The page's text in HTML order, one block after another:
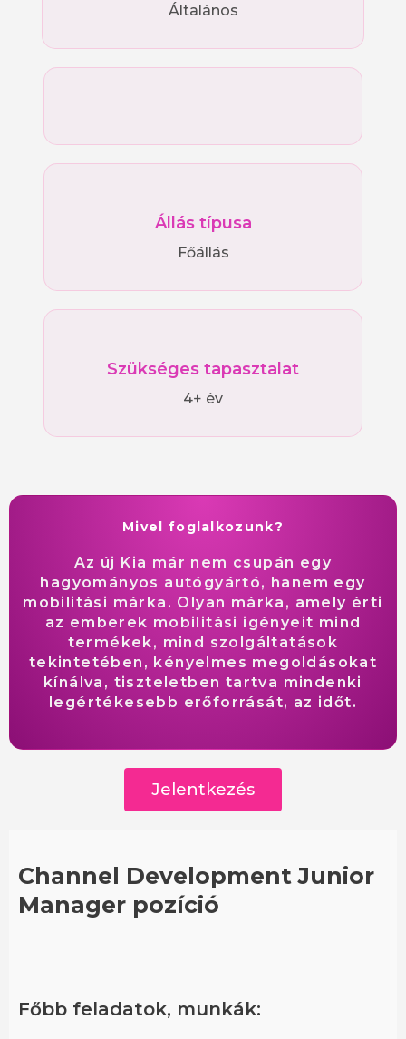
Általános
Állás típusa
Főállás
Szükséges tapasztalat
4+ év
Mivel foglalkozunk?
Az új Kia már nem csupán egy
hagyományos autógyártó, hanem egy
mobilitási márka. Olyan márka, amely érti
az emberek mobilitási igényeit mind
termékek, mind szolgáltatások
tekintetében, kényelmes megoldásokat
kínálva, tiszteletben tartva mindenki
legértékesebb erőforrását, az időt.
Jelentkezés
Channel Development Junior
Manager pozíció
Főbb feladatok, munkák: